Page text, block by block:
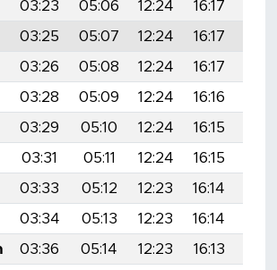
03:23 05:06 12:24 16:17
03:25 05:07 12:24 16:17
03:26 05:08 12:24 16:17
03:28 05:09 12:24 16:16
03:29 05:10 12:24 16:15
03:31 05:11 12:24 16:15
03:33 05:12 12:23 16:14
03:34 05:13 12:23 16:14
03:36 05:14 12:23 16:13